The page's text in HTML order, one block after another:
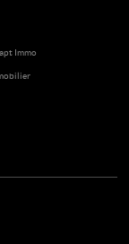
Immo